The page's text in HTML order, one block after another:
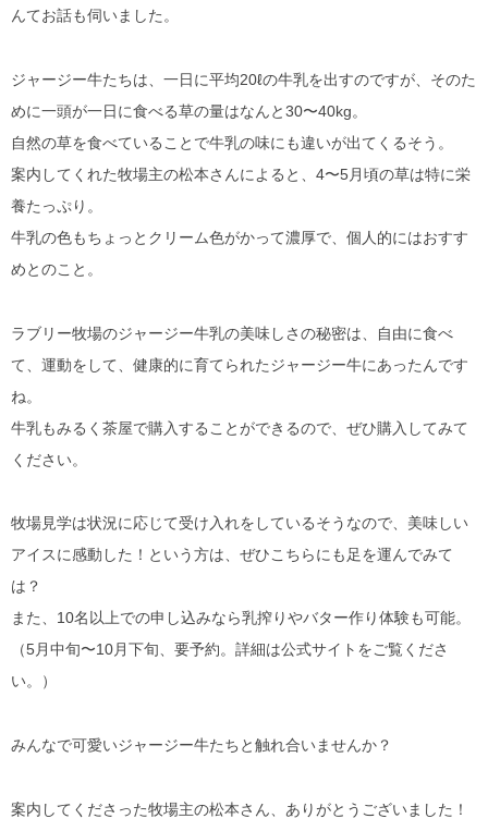
んてお話も伺いました。
ジャージー牛たちは、一日に平均20ℓの牛乳を出すのですが、そのた
めに一頭が一日に食べる草の量はなんと30〜40kg。
自然の草を食べていることで牛乳の味にも違いが出てくるそう。
案内してくれた牧場主の松本さんによると、4〜5月頃の草は特に栄
養たっぷり。
牛乳の色もちょっとクリーム色がかって濃厚で、個人的にはおすす
めとのこと。
ラブリー牧場のジャージー牛乳の美味しさの秘密は、自由に食べ
て、運動をして、健康的に育てられたジャージー牛にあったんです
ね。
牛乳もみるく茶屋で購入することができるので、ぜひ購入してみて
ください。
牧場見学は状況に応じて受け入れをしているそうなので、美味しい
アイスに感動した！という方は、ぜひこちらにも足を運んでみて
は？
また、10名以上での申し込みなら乳搾りやバター作り体験も可能。
（5月中旬〜10月下旬、要予約。詳細は公式サイトをご覧くださ
い。）
みんなで可愛いジャージー牛たちと触れ合いませんか？
案内してくださった牧場主の松本さん、ありがとうございました！